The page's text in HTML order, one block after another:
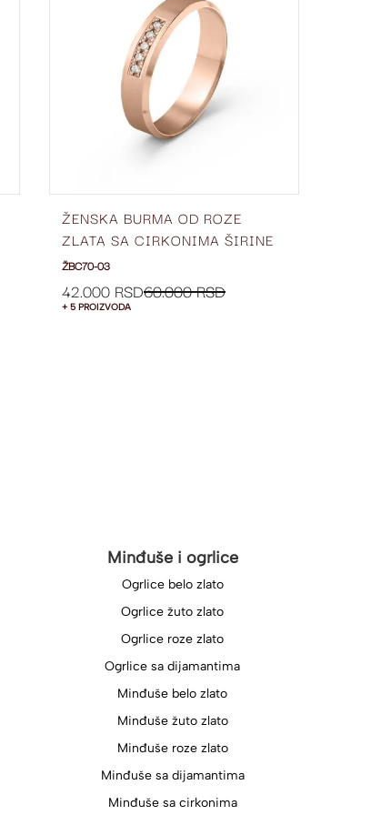
ŽENSKA BURMA OD ROZE
ZLATA SA CIRKONIMA ŠIRINE
4.5 MM ŽBC70-03
ŽBC70-03
42.000 RSD60.000 RSD
+ 5 PROIZVODA
Minđuše i ogrlice
Ogrlice belo zlato
Ogrlice žuto zlato
Ogrlice roze zlato
Ogrlice sa dijamantima
Minđuše belo zlato
Minđuše žuto zlato
Minđuše roze zlato
Minđuše sa dijamantima
Minđuše sa cirkonima